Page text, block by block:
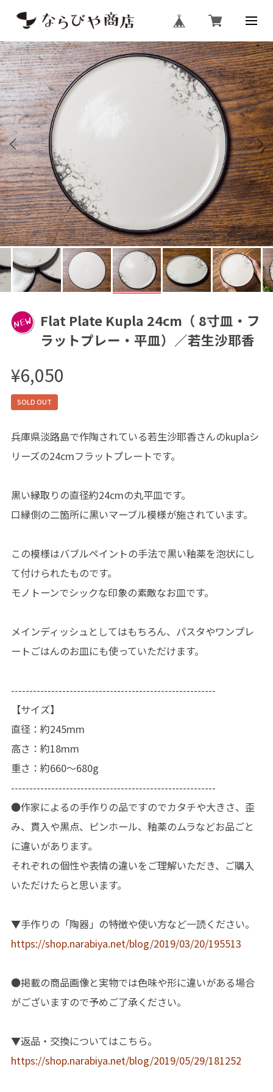
Flat Plate Kupla 24cm（ 8寸皿・フ
ラットプレー・平皿）／若生沙耶香
¥6,050
SOLD OUT
兵庫県淡路島で作陶されている若生沙耶香さんのkuplaシ
リーズの24cmフラットプレートです。
黒い縁取りの直径約24cmの丸平皿です。
口縁側の二箇所に黒いマーブル模様が施されています。
この模様はバブルペイントの手法で黒い釉薬を泡状にし
て付けられたものです。
モノトーンでシックな印象の素敵なお皿です。
メインディッシュとしてはもちろん、パスタやワンプレ
ートごはんのお皿にも使っていただけます。
--------------------------------------------------------
【サイズ】
直径：約245mm
高さ：約18mm
重さ：約660〜680g
--------------------------------------------------------
●作家によるの手作りの品ですのでカタチや大きさ、歪
み、貫入や黒点、ピンホール、釉薬のムラなどお品ごと
に違いがあります。
それぞれの個性や表情の違いをご理解いただき、ご購入
いただけたらと思います。
▼手作りの「陶器」の特徴や使い方など一読ください。
https://shop.narabiya.net/blog/2019/03/20/195513
●掲載の商品画像と実物では色味や形に違いがある場合
がございますので予めご了承ください。
▼返品・交換についてはこちら。
https://shop.narabiya.net/blog/2019/05/29/181252